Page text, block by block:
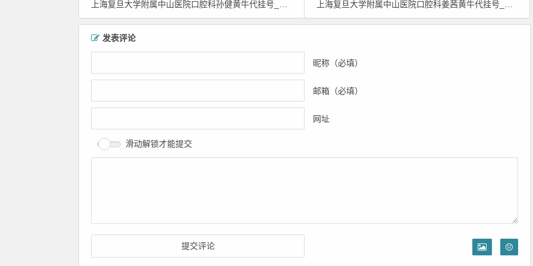
上海复旦大学附属中山医院口腔科孙健黄牛代挂号_上海复旦大学附属中山医院口腔科孙健门诊时间_上海复旦大学附属中山医院口腔科孙健预约挂号 上海复旦大学附属中山医院口腔科姜茜黄牛代挂号_上海复旦大学附属中山医院口腔科姜茜门诊时间_上海复旦大学附属中山医院口腔科姜茜预约挂号
发表评论
昵称（必填）
邮箱（必填）
网址
滑动解锁才能提交